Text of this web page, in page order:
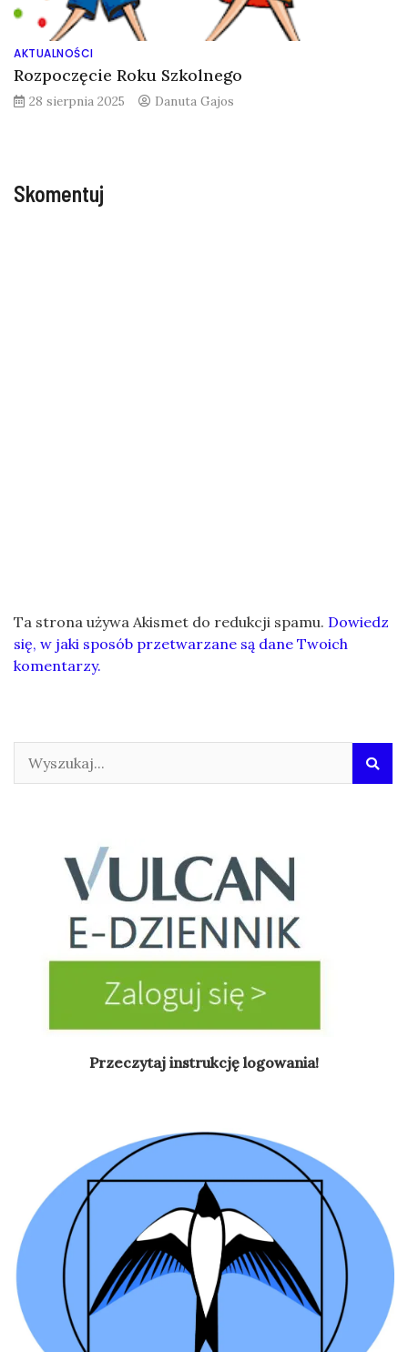
AKTUALNOŚCI
Rozpoczęcie Roku Szkolnego
28 sierpnia 2025 Danuta Gajos
Skomentuj
Ta strona używa Akismet do redukcji spamu. Dowiedz
się, w jaki sposób przetwarzane są dane Twoich
komentarzy.
Przeczytaj instrukcję logowania!